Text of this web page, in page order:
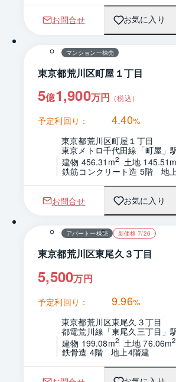
お問合せ お気に入り
マンション一棟売
東京都荒川区町屋１丁目
5億1,900万円 （税込）
予定利回り： 4.40%
東京都荒川区町屋１丁目
東京メトロ千代田線「町屋」
建物 456.31m2 土地 145.51m
鉄筋コンクリート造 5階　地
お問合せ お気に入り
1 / 0
アパート一棟売 新価格 7/26
東京都荒川区東尾久３丁目
5,500万円
予定利回り： 9.96%
東京都荒川区東尾久３丁目
都電荒川線「東尾久三丁目」
建物 199.08m2 土地 76.06m2
鉄骨造 4階　地上4階建